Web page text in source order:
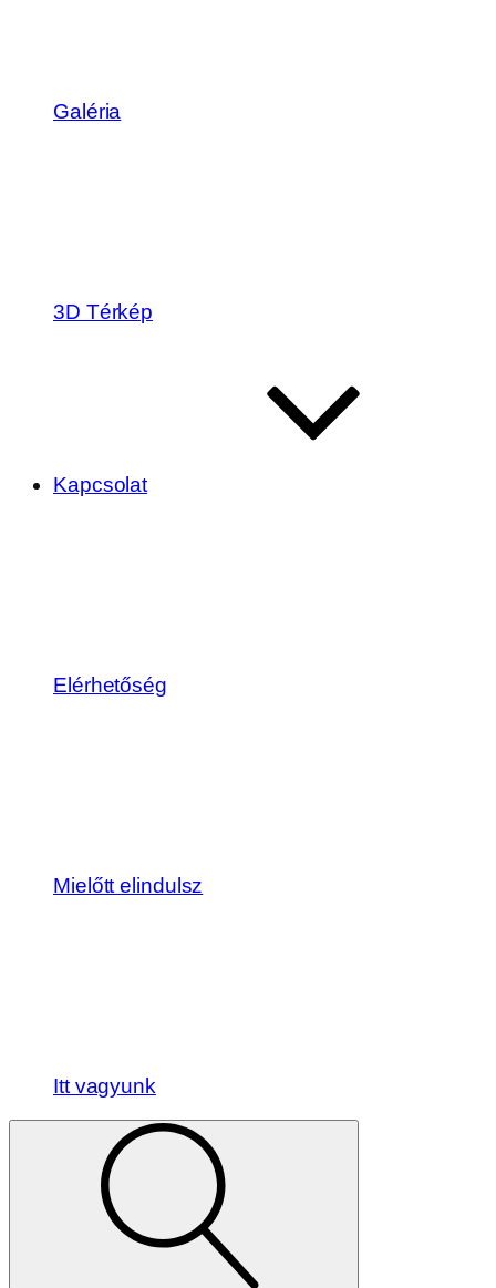
Galéria
3D Térkép
Kapcsolat
Elérhetőség
Mielőtt elindulsz
Itt vagyunk